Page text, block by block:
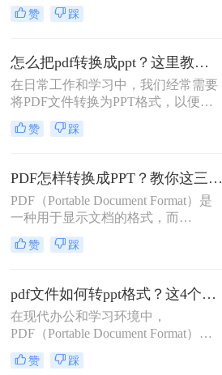
于更好地展示和编辑内容。
PDF（Portable Document Format）因
用，但PPT（PowerPoint）则因其动态
演示功能而备受青睐。那么pdf怎么转
换成ppt呢？本文将介绍三种将PDF转
换为PPT的高效方法，帮助您轻松完
成格式转换。
赞 踩
怎么把pdf转换成ppt？这里教你这四种方法！
在日常工作和学习中，我们经常需要
将PDF文件转换为PPT格式，以便更
好地进行演示和编辑。那么怎么把
PDF转换成PPT呢？以下将介绍三种
PDF到PPT的转换。
赞 踩
PDF怎样转换成PPT？教你这三种转换方法！
PDF（Portable Document Format）是
一种用于显示文档的格式，而
PPT（PowerPoint）是一种用于演示的
文件格式。PDF文件常用于保存文档
文件转换为PPT格式以便于制作演示
文稿。那么PDF怎样转换成PPT呢？
在本文中，我们将介绍三种方法，以
帮助您将PDF文件转换为PPT文件。
赞 踩
pdf文件如何转ppt格式？这4个方法请收好！方便又好用！
在现代办公和学习环境中，
PDF（Portable Document Format）因
其出色的跨平台兼容性和保持文档格
式不变的能力而广受欢迎。然而，在
赞 踩